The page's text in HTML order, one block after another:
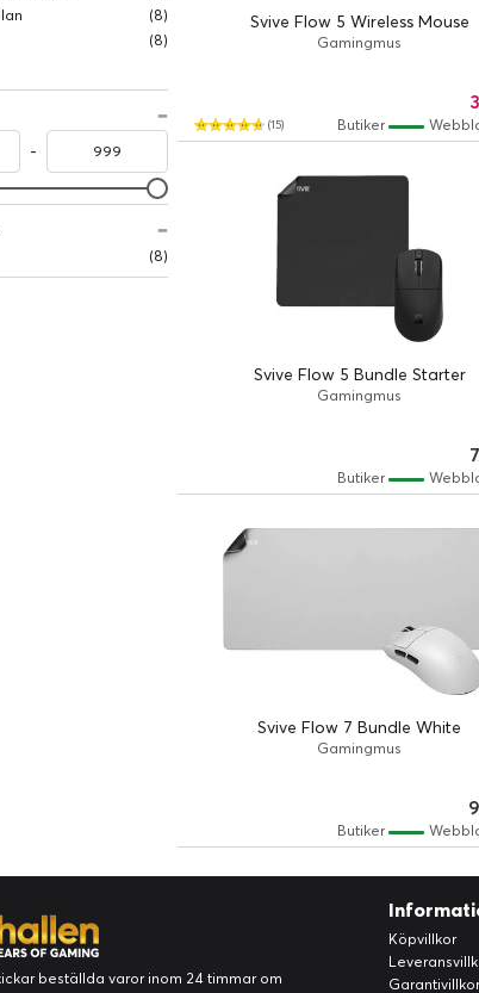
(8)
(8)
-
(8)
Svive Flow 5 Wireless Mouse
Gamingmus
(15) Butiker
Svive Flow 5 Bundle Starter
Gamingmus
Butiker
Svive Flow 7 Bundle White
Gamingmus
Butiker
beställda varor inom 24 timmar om
Köpvillkor